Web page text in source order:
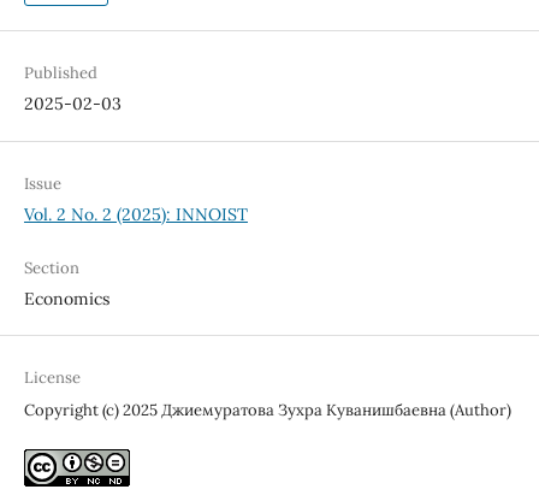
Published
2025-02-03
Issue
Vol. 2 No. 2 (2025): INNOIST
Section
Economics
License
Copyright (c) 2025 Джиемуратова Зухра Куванишбаевна (Author)